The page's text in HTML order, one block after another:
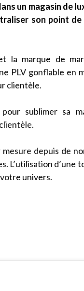
un magasin de
son point
la marque de
PLV gonflable en
clientèle.
sublimer sa
depuis de
L’utilisation d’une
univers.